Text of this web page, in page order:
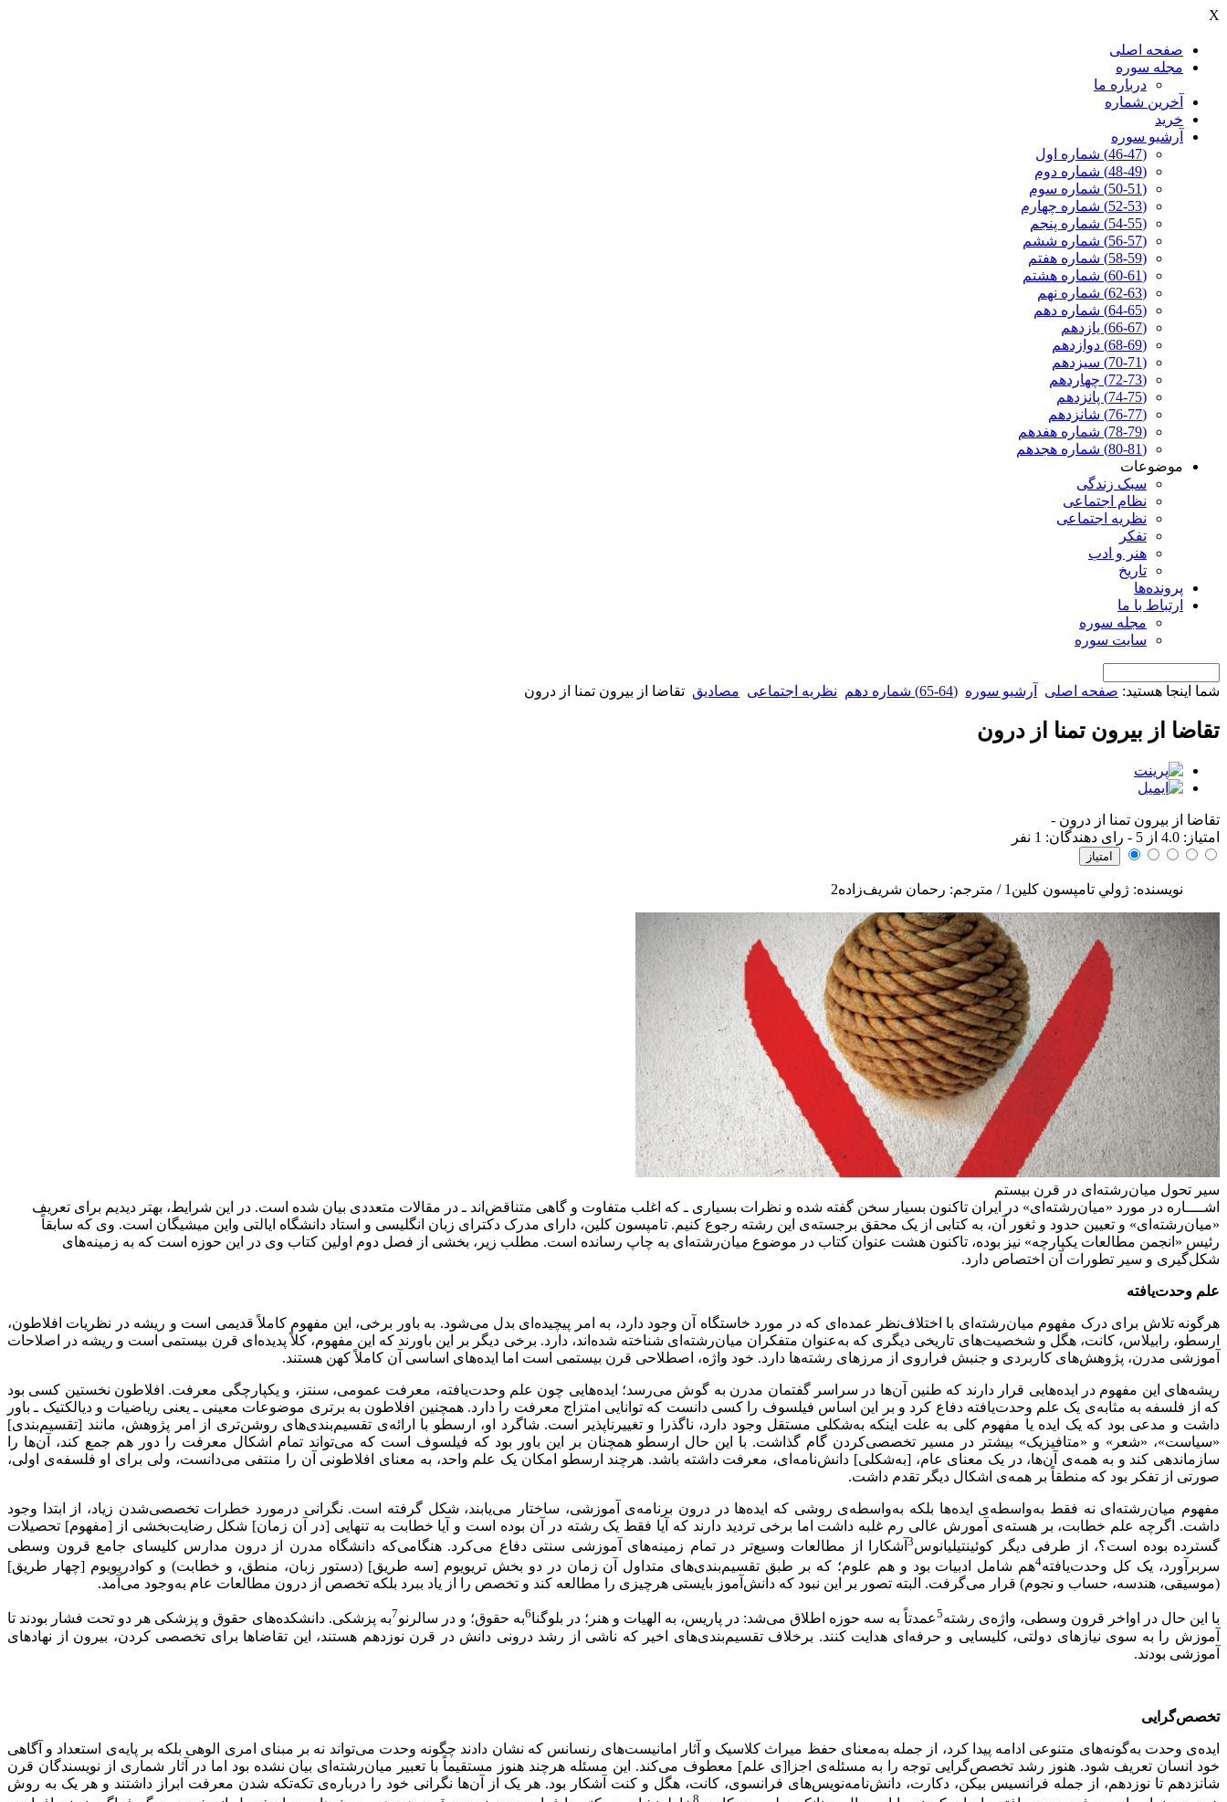
X
صفحه اصلی
مجله سوره
درباره ما
آخرين شماره
خرید
آرشیو سوره
(46-47) شماره اول
(48-49) شماره دوم
(50-51) شماره سوم
(52-53) شماره چهارم
(54-55) شماره پنجم
(56-57) شماره ششم
(58-59) شماره هفتم
(60-61) شماره هشتم
(62-63) شماره نهم
(64-65) شماره دهم
(66-67) یازدهم
(68-69) دوازدهم
(70-71) سیزدهم
(72-73) چهاردهم
(74-75) پانزدهم
(76-77) شانزدهم
(78-79) شماره هفدهم
(80-81) شماره هجدهم
موضوعات
سبک زندگی
نظام اجتماعی
نظریه اجتماعی
تفکر
هنر و ادب
تاریخ
پرونده‌ها
ارتباط با ما
مجله سوره
سایت سوره
شما اینجا هستید: صفحه اصلی آرشیو سوره (64-65) شماره دهم نظریه اجتماعی مصادیق تقاضا از بیرون تمنا از درون
تقاضا از بیرون تمنا از درون
تقاضا از بیرون تمنا از درون -
امتياز: 4.0 از 5 - رای دهندگان: 1 نفر
نویسنده: ژولي تامپسون كلين1 / مترجم: رحمان شريف‌زاده2
سير تحول ميان‌رشته‌ای در قرن بيستم
اشــــاره در مورد «میان‌رشته‌ای» در ایران تاکنون بسیار سخن گفته شده و نظرات بسیاری ـ که اغلب متفاوت و گاهی متناقض‌اند ـ در مقالات متعددی بیان شده است. در این شرایط، بهتر دیدیم برای تعریف
«میان‌رشته‌ای» و تعیین حدود و ثغور آن، به کتابی از یک محقق برجسته‌ی این رشته رجوع کنیم. تامپسون کلین، دارای مدرک دکترای زبان انگلیسی و استاد دانشگاه ایالتی واین میشیگان است. وی که سابقاً
رئیس «انجمن مطالعات یکپارچه» نیز بوده، تاکنون هشت عنوان کتاب در موضوع میان‌رشته‌ای به چاپ رسانده است. مطلب زیر، بخشی از فصل دوم اولین کتاب وی در این حوزه است که به زمینه‌های
شکل‌گیری و سیر تطورات آن اختصاص دارد.
علم وحدت‌یافته
هرگونه تلاش برای درک مفهوم میان‌رشته‌ای با اختلاف‌نظر عمده‌ای که در مورد خاستگاه آن وجود دارد، به امر پیچیده‌ای بدل می‌شود. به باور برخی، این مفهوم کاملاً قدیمی است و ریشه در نظریات افلاطون،
ارسطو، رابیلاس، کانت، هگل و شخصیت‌های تاریخی دیگری که به‌عنوان متفکران میان‌رشته‌ای شناخته شده‌اند، دارد. برخی دیگر بر این باورند که این مفهوم، کلاً پدیده‌ای قرن بیستمی است و ریشه در اصلاحات
آموزشی مدرن، پژوهش‌های کاربردی و جنبش‌‌ فراروی از مرز‌های رشته‌ها دارد. خود واژه، اصطلاحی قرن بیستمی است اما ایده‌های اساسی آن کاملاً کهن هستند.
ریشه‌های این مفهوم در ایده‌هایی قرار دارند که طنین آن‌ها در سراسر گفتمان مدرن به گوش می‌رسد؛ ایده‌هایی چون علم وحدت‌یافته، معرفت عمومی، سنتز، و یکپارچگی معرفت. افلاطون نخستین کسی بود
که از فلسفه به مثابه‌ی یک علم وحدت‌یافته دفاع کرد و بر این اساس فیلسوف را کسی دانست که توانایی امتزاج معرفت را دارد. همچنین افلاطون به برتری موضوعات معینی ـ یعنی ریاضیات و دیالکتیک ـ باور
داشت و مدعی بود که یک ایده یا مفهوم کلی به علت اینکه به‌شکلی مستقل وجود دارد، ناگذرا و تغییرناپذیر است. شاگرد او، ارسطو با ارائه‌ی تقسیم‌بندی‌های روشن‌تری از امر پژوهش، مانند [تقسیم‌بندی]
«سیاست»، «شعر» و «متافیزیک» بیشتر در مسیر تخصصی‌کردن گام گذاشت. با این ‌حال ارسطو همچنان بر این باور بود که فیلسوف است که می‌تواند تمام اشکال معرفت را دور هم جمع کند، آن‌ها را
سازماندهی کند و به همه‌ی آن‌ها، در یک معنای عام، [به‌شکلی] دانش‌نامه‌ای، معرفت داشته باشد. هرچند ارسطو امکان یک علم واحد، به معنای افلاطونی آن را منتفی می‌دانست، ولی برای او فلسفه‌ی اولی،
صورتی از تفکر بود که منطقاً بر همه‌ی اشکال دیگر تقدم داشت.
مفهوم میان‌رشته‌ای‌ نه‌ فقط به‌واسطه‌ی ایده‌ها بلکه به‌واسطه‌ی روشی که ایده‌ها در درون برنامه‌ی آموزشی، ساختار می‌یابند، شکل گرفته است. نگرانی درمورد خطرات تخصصی‌شدن زیاد، از ابتدا وجود
داشت. اگرچه علم خطابت، بر هسته‌ی آمورش عالی رم غلبه داشت اما برخی تردید دارند که آیا فقط یک رشته در آن بوده است و آیا خطابت به تنهایی [در آن زمان] شکل رضایت‌بخشی از [مفهوم] تحصیلات
گسترده بوده است؟، از طرفی دیگر کوئینتیلیانوس3 آشکارا از مطالعات وسیع‌تر در تمام زمینه‌های آموزشی سنتی دفاع می‌کرد. هنگامی‌که دانشگاه مدرن از درون مدارس کلیسای جامع قرون وسطی
سربرآورد، یک کل وحدت‌یافته4هم شامل ادبیات بود و هم علوم؛ که بر طبق تقسیم‌بندی‌های متداول آن زمان در دو بخش تریویوم [سه طریق] (دستور زبان، منطق، و خطابت) و کوادریویوم [چهار طریق]
(موسیقی، هندسه، حساب و نجوم) قرار می‌گرفت. البته تصور بر این نبود که دانش‌آموز بایستی هرچیزی را مطالعه کند و تخصص را از یاد ببرد بلکه تخصص از درون مطالعات عام به‌وجود می‌آمد.
با این حال در اواخر قرون وسطی، واژه‌ی رشته5عمدتاً به سه حوزه اطلاق می‌شد: در پاریس، به الهیات و هنر؛ در بلوگنا6به حقوق؛ و در سالرنو7به پزشکی. دانشکده‌های حقوق و پزشکی هر دو تحت فشار بودند تا
آموزش را به سوی نیازهای دولتی، کلیسایی و حرفه‌ای هدایت کنند. برخلاف تقسیم‌بندی‌های اخیر که ناشی از رشد درونی دانش در قرن نوزدهم هستند، این تقاضاها برای تخصصی کردن، بیرون از نهادهای
آموزشی بودند.
تخصص‌گرایی
ایده‌ی وحدت به‌گونه‌های‌ متنوعی ادامه پیدا کرد، از جمله به‌معنای حفظ میراث کلاسیک و آثار امانیست‌های رنسانس که نشان دادند چگونه وحدت می‌تواند نه بر مبنای امری الوهی بلکه بر پایه‌ی استعداد و آگاهی
خود انسان تعریف شود. هنوز رشد تخصص‌گرایی توجه را به مسئله‌ی اجزا[ی علم] معطوف می‌کند. این مسئله هرچند هنوز مستقیماً با تعبیر میان‌رشته‌ای بیان نشده بود اما در آثار شماری از نویسندگان قرن
شانزدهم تا نوزدهم، ‌از جمله فرانسیس بیکن، دکارت، دانش‌نامه‌نویس‌های فرانسوی، کانت، هگل و کنت آشکار بود. هر یک از آن‌ها نگرانی خود را درباره‌ی تکه‌تکه ‌شدن معرفت ابراز داشتند و هر یک به روش
8